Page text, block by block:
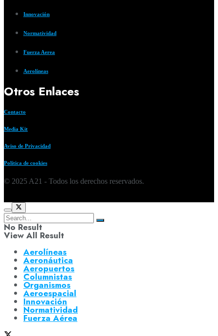
Innovación
Normatividad
Fuerza Aerea
Aerolíneas
Otros Enlaces
Contacto
Media Kit
Aviso de Privacidad
Política de cookies
© 2025 A21 - Todos los derechos reservados.
No Result
View All Result
Aerolíneas
Aeronáutica
Aeropuertos
Columnistas
Organismos
Aeroespacial
Innovación
Normatividad
Fuerza Aérea